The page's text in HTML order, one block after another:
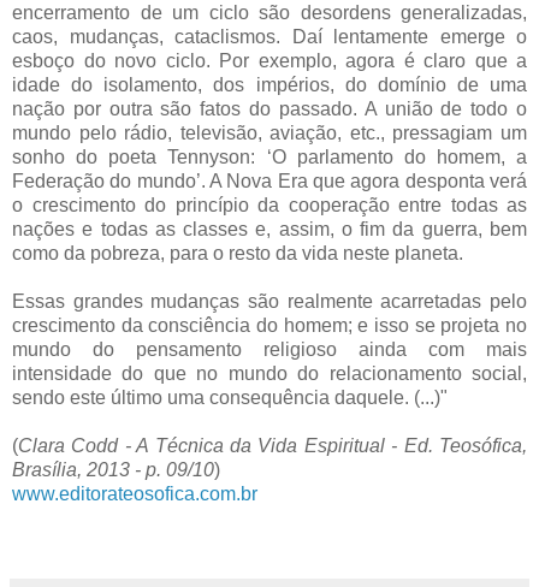
encerramento de um ciclo são desordens generalizadas,
caos, mudanças, cataclismos. Daí lentamente emerge o
esboço do novo ciclo. Por exemplo, agora é claro que a
idade do isolamento, dos impérios, do domínio de uma
nação por outra são fatos do passado. A união de todo o
mundo pelo rádio, televisão, aviação, etc., pressagiam um
sonho do poeta Tennyson: ‘O parlamento do homem, a
Federação do mundo’. A Nova Era que agora desponta verá
o crescimento do princípio da cooperação entre todas as
nações e todas as classes e, assim, o fim da guerra, bem
como da pobreza, para o resto da vida neste planeta.
Essas grandes mudanças são realmente acarretadas pelo
crescimento da consciência do homem; e isso se projeta no
mundo do pensamento religioso ainda com mais
intensidade do que no mundo do relacionamento social,
sendo este último uma consequência daquele. (...)"
(Clara Codd - A Técnica da Vida Espiritual - Ed. Teosófica,
Brasília, 2013 - p. 09/10)
www.editorateosofica.com.br